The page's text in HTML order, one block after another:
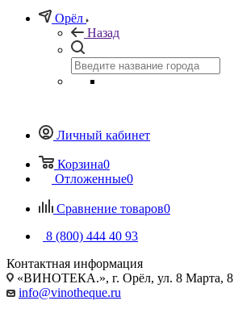
Орёл
Назад
Личный кабинет
Корзина0
Отложенные0
Сравнение товаров0
8 (800) 444 40 93
Контактная информация
«ВИНОТЕКА.», г. Орёл, ул. 8 Марта, 8
info@vinotheque.ru